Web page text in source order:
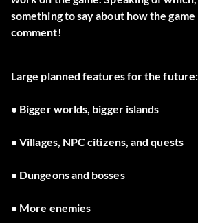
something to say about how the game
comment!
Large planned features for the future:
• Bigger worlds, bigger islands
• Villages, NPC citizens, and quests
• Dungeons and bosses
• More enemies